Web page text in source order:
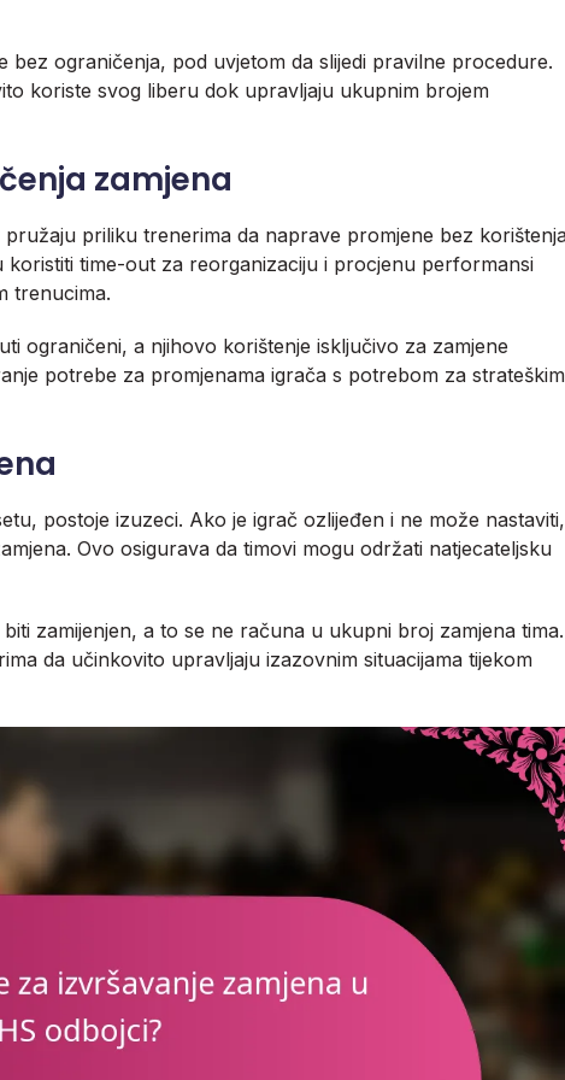
bez ograničenja, pod uvjetom da slijedi pravilne procedure.
koriste svog liberu dok upravljaju ukupnim brojem
zamjena
priliku trenerima da naprave promjene bez
koristiti time-out za reorganizaciju i procjenu performansi
trenucima.
ograničeni, a njihovo korištenje isključivo za zamjene
potrebe za promjenama igrača s potrebom za strateškim
postoje izuzeci. Ako je igrač ozlijeđen i ne može nastaviti,
Ovo osigurava da timovi mogu održati natjecateljsku
zamijenjen, a to se ne računa u ukupni broj zamjena tima.
da učinkovito upravljaju izazovnim situacijama tijekom